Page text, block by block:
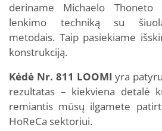
deriname Michaelo Thoneto
lenkimo techniką su
metodais. Taip pasiekiame
konstrukciją.
Kėdė Nr. 811 LOOMI yra
rezultatas – kiekviena detalė
remiantis mūsų ilgamete
HoReCa sektoriui.